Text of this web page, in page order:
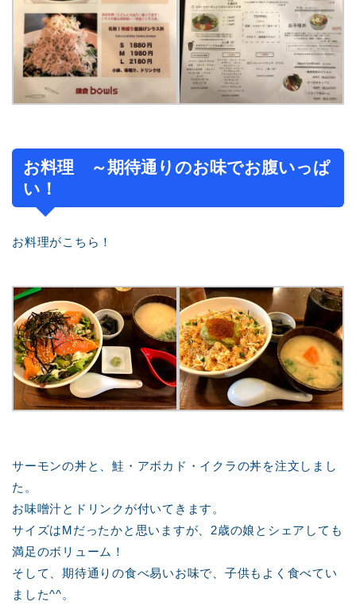
お料理 ～期待通りのお味でお腹いっぱ
い！
お料理がこちら！
サーモンの丼と、鮭・アボカド・イクラの丼を注文しまし
た。
お味噌汁とドリンクが付いてきます。
サイズはMだったかと思いますが、2歳の娘とシェアしても
満足のボリューム！
そして、期待通りの食べ易いお味で、子供もよく食べてい
ました^^。